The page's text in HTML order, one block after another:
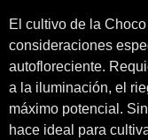
El cultivo de la
consideraciones
autofloreciente.
a la iluminación, el
máximo potencial.
hace ideal para